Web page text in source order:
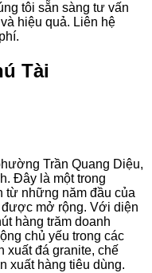
tôi sẵn sàng tư vấn
hiệu quả. Liên hệ
Tài
Trần Quang Diệu,
Đây là một trong
từ những năm đầu của
mở rộng. Với diện
hàng trăm doanh
chủ yếu trong các
xuất đá granite, chế
xuất hàng tiêu dùng.